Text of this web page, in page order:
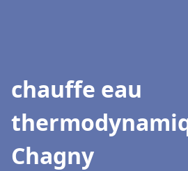
chauffe eau
Chagny